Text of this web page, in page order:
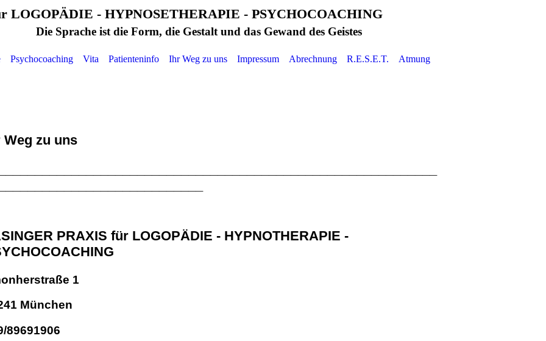
- HYPNOSETHERAPIE - PSYCHOCOACHING
die Gestalt und das Gewand des Geistes
Psychocoaching Vita Patienteninfo Ihr Weg zu uns Impressum Abrechnung R.E.S.E.T. Atmung
Weg zu uns
PRAXIS für LOGOPÄDIE - HYPNOTHERAPIE -
1
München
89691906